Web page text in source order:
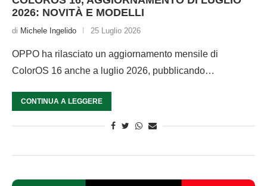
2026: NOVITÀ E MODELLI
di Michele Ingelido 25 Luglio 2026
OPPO ha rilasciato un aggiornamento mensile di
ColorOS 16 anche a luglio 2026, pubblicando…
CONTINUA A LEGGERE